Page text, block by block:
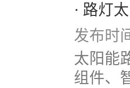
· 路灯
发布时
太阳能
组件、